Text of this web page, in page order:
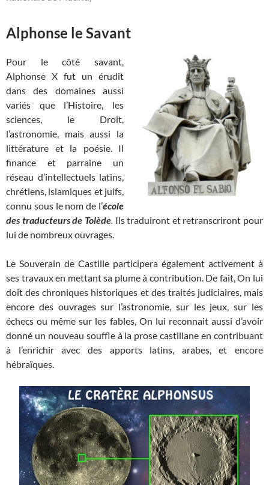
Alphonse le Savant
Pour le côté savant,
Alphonse X fut un érudit
dans des domaines aussi
variés que l’Histoire, les
sciences, le Droit,
l’astronomie, mais aussi la
littérature et la poésie. Il
finance et parraine un
réseau d’intellectuels latins,
chrétiens, islamiques et juifs,
connu sous le nom de l’école
des traducteurs de Tolède. Ils traduiront et retranscriront pour
lui de nombreux ouvrages.
Le Souverain de Castille participera également activement à
ses travaux en mettant sa plume à contribution. De fait, On lui
doit des chroniques historiques et des traités judiciaires, mais
encore des ouvrages sur l’astronomie, sur les jeux, sur les
échecs ou même sur les fables, On lui reconnait aussi d’avoir
donné un nouveau souffle à la prose castillane en contribuant
à l’enrichir avec des apports latins, arabes, et encore
hébraïques.